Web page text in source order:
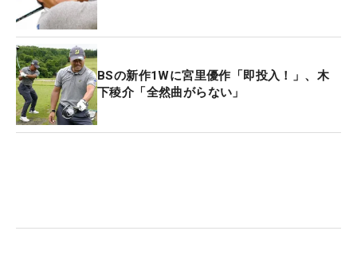
BSの新作1Wに宮里優作「即投入！」、木
下稜介「全然曲がらない」